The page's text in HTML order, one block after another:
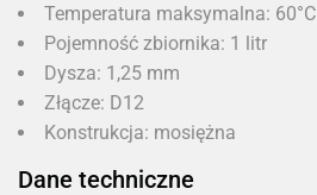
Temperatura maksymalna: 60°C
Pojemność zbiornika: 1 litr
Dysza: 1,25 mm
Złącze: D12
Konstrukcja: mosiężna
Dane techniczne